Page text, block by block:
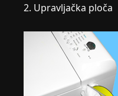
2. Upravljačka ploča